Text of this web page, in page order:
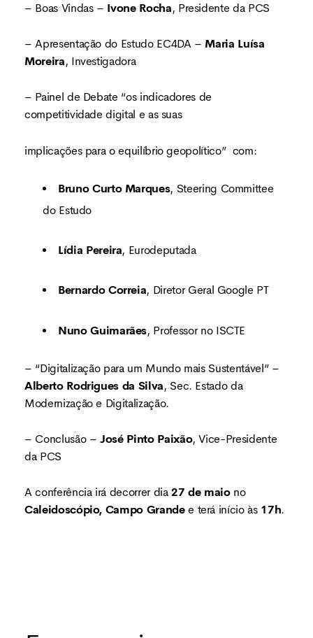
– Boas Vindas – Ivone Rocha, Presidente da PCS
– Apresentação do Estudo EC4DA – Maria Luísa
Moreira, Investigadora
– Painel de Debate “os indicadores de
competitividade digital e as suas
implicações para o equilíbrio geopolítico” com:
Bruno Curto Marques, Steering Committee
do Estudo
Lídia Pereira, Eurodeputada
Bernardo Correia, Diretor Geral Google PT
Nuno Guimarães, Professor no ISCTE
– “Digitalização para um Mundo mais Sustentável” –
Alberto Rodrigues da Silva, Sec. Estado da
Modernização e Digitalização.
– Conclusão –José Pinto Paixão, Vice-Presidente
da PCS
A conferência irá decorrer dia27 de maiono
Caleidoscópio, Campo Grandee terá início às 17h.